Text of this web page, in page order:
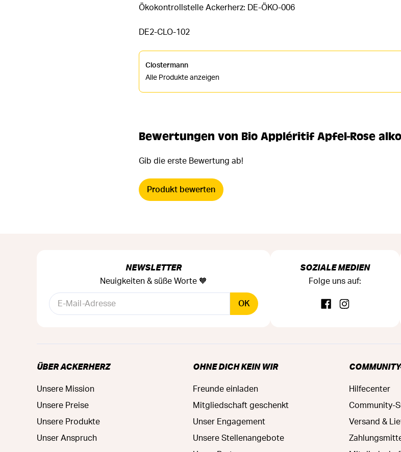
Ökokontrollstelle Ackerherz: DE-ÖKO-006
DE2-CLO-102
Clostermann
Alle Produkte anzeigen
Bewertungen von Bio Appléritif Apfel-Rose
Gib die erste Bewertung ab!
Produkt bewerten
NEWSLETTER
Neuigkeiten & süße Worte 🧡
OK
SOZIALE MEDIEN
Folge uns auf:
ÜBER ACKERHERZ
Unsere Mission
Unsere Preise
Unsere Produkte
Unser Anspruch
OHNE DICH KEIN WIR
Freunde einladen
Mitgliedschaft geschenkt
Unser Engagement
Unsere Stellenangebote
Hilfecenter
Community-
Versand &